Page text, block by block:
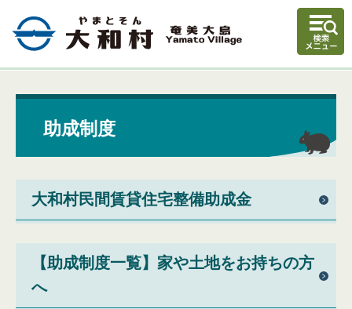
助成制度
大和村民間賃貸住宅整備助成金
【助成制度一覧】家や土地をお持ちの方
へ